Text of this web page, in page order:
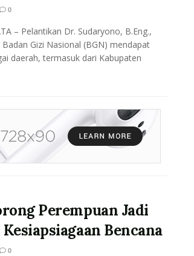
0
– Pelantikan Dr. Sudaryono, B.Eng.,
Gizi Nasional (BGN) mendapat
daerah, termasuk dari Kabupaten
Perempuan Jadi
Bencana
0